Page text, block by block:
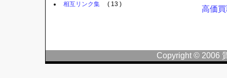
高価
相互リンク集 ( 13 )
Copyright © 2006